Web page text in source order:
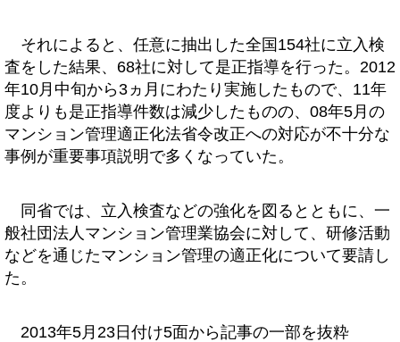
それによると、任意に抽出した全国154社に立入検
査をした結果、68社に対して是正指導を行った。2012
年10月中旬から3ヵ月にわたり実施したもので、11年
度よりも是正指導件数は減少したものの、08年5月の
マンション管理適正化法省令改正への対応が不十分な
事例が重要事項説明で多くなっていた。
同省では、立入検査などの強化を図るとともに、一
般社団法人マンション管理業協会に対して、研修活動
などを通じたマンション管理の適正化について要請し
た。
2013年5月23日付け5面から記事の一部を抜粋